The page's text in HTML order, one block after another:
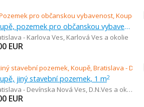
Koupě, pozemek pro občanskou vybavenost, 1 m
- Karlova Ves, Karlová Ves a okolie
EUR
jiný stavební pozemek, 1 m2
- Devínska Nová Ves, D.N.Ves a okolie
EUR